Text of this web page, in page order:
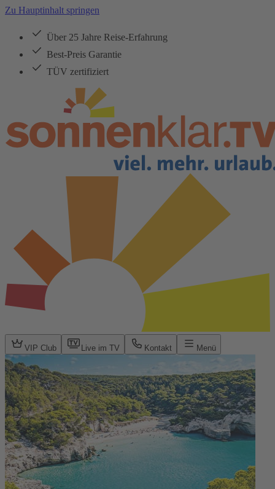
Zu Hauptinhalt springen
Über 25 Jahre Reise-Erfahrung
Best-Preis Garantie
TÜV zertifiziert
VIP Club Live im TV Kontakt Menü